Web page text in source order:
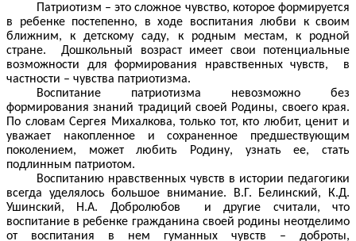
Патриотизм – это сложное чувство, которое формируется
в ребенке постепенно, в ходе воспитания любви к своим
ближним, к детскому саду, к родным местам, к родной
стране. Дошкольный возраст имеет свои потенциальные
возможности для формирования нравственных чувств, в
частности – чувства патриотизма.
Воспитание патриотизма невозможно без
формирования знаний традиций своей Родины, своего края.
По словам Сергея Михалкова, только тот, кто любит, ценит и
уважает накопленное и сохраненное предшествующим
поколением, может любить Родину, узнать ее, стать
подлинным патриотом.
Воспитанию нравственных чувств в истории педагогики
всегда уделялось большое внимание. В.Г. Белинский, К.Д.
Ушинский, Н.А. Добролюбов и другие считали, что
воспитание в ребенке гражданина своей родины неотделимо
от воспитания в нем гуманных чувств – доброты,